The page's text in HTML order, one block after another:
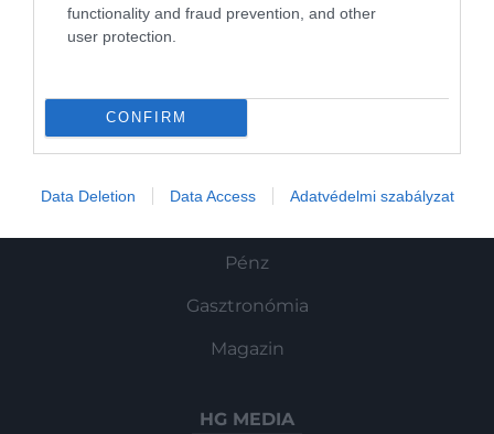
functionality and fraud prevention, and other
user protection.
CONFIRM
Data Deletion Data Access Adatvédelmi szabályzat
Kultúra
Pénz
Gasztronómia
Magazin
HG MEDIA